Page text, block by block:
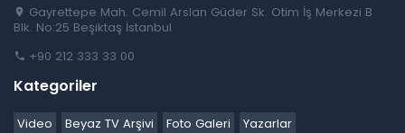
Gayrettepe Mah. Cemil Arslan Güder Sk. Otim İş Merkezi B
Blk. No:25 Beşiktaş İstanbul
+90 212 333 33 00
Kategoriler
Video Beyaz TV Arşivi Foto Galeri
Yazarlar